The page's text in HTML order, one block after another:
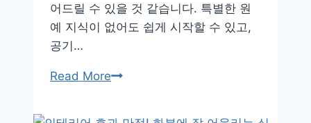
어드릴 수 있을 것 같습니다. 특별한 원
예 지식이 없어도 쉽게 시작할 수 있고,
공기…
Read More반